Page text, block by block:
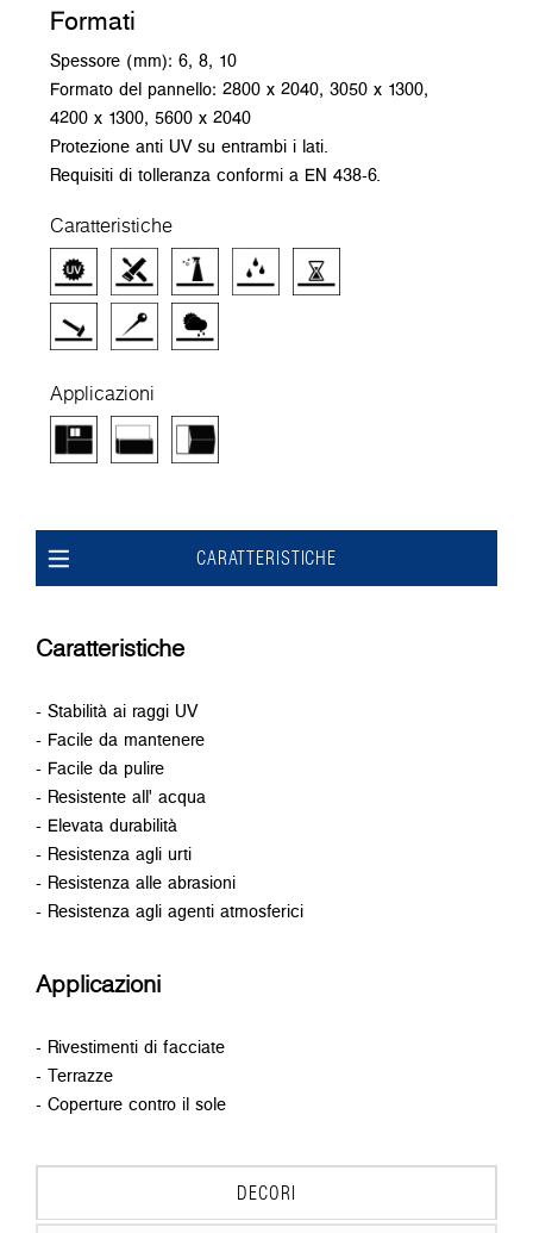
Formati
Spessore (mm): 6, 8, 10
Formato del pannello: 2800 x 2040, 3050 x 1300,
4200 x 1300, 5600 x 2040
Protezione anti UV su entrambi i lati.
Requisiti di tolleranza conformi a EN 438-6.
Caratteristiche
Applicazioni
CARATTERISTICHE
Caratteristiche
- Stabilità ai raggi UV
- Facile da mantenere
- Facile da pulire
- Resistente all' acqua
- Elevata durabilità
- Resistenza agli urti
- Resistenza alle abrasioni
- Resistenza agli agenti atmosferici
Applicazioni
- Rivestimenti di facciate
- Terrazze
- Coperture contro il sole
DECORI